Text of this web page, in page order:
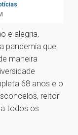
e alegria,
pandemia que
maneira
68 anos e o
reitor
todos os